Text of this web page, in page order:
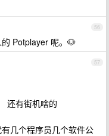
56
Potplayer 呢。🐶
57
还有街机啥的
几个程序员几个软件公